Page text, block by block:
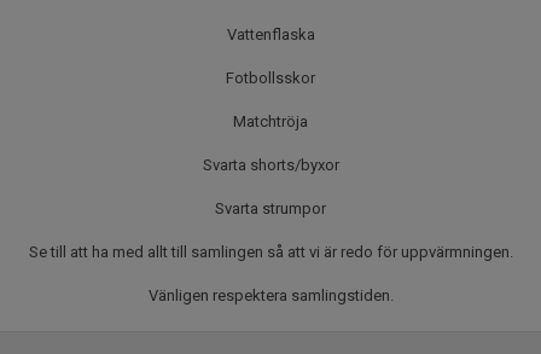
Vattenflaska
Fotbollsskor
Matchtröja
Svarta shorts/byxor
Svarta strumpor
Se till att ha med allt till samlingen så att vi är redo för uppvärmningen.
Vänligen respektera samlingstiden.